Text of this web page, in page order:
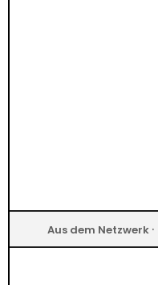
Aus dem Netzwerk ·